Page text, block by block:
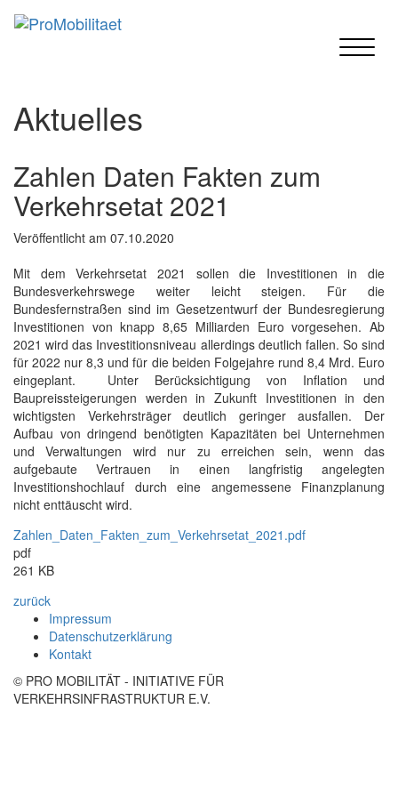
Toggle
Aktuelles
Zahlen Daten Fakten zum
Verkehrsetat 2021
Veröffentlicht am 07.10.2020
Mit dem Verkehrsetat 2021 sollen die Investitionen in die
Bundesverkehrswege weiter leicht steigen. Für die
Bundesfernstraßen sind im Gesetzentwurf der Bundesregierung
Investitionen von knapp 8,65 Milliarden Euro vorgesehen. Ab
2021 wird das Investitionsniveau allerdings deutlich fallen. So sind
für 2022 nur 8,3 und für die beiden Folgejahre rund 8,4 Mrd. Euro
eingeplant. Unter Berücksichtigung von Inflation und
Baupreissteigerungen werden in Zukunft Investitionen in den
wichtigsten Verkehrsträger deutlich geringer ausfallen. Der
Aufbau von dringend benötigten Kapazitäten bei Unternehmen
und Verwaltungen wird nur zu erreichen sein, wenn das
aufgebaute Vertrauen in einen langfristig angelegten
Investitionshochlauf durch eine angemessene Finanzplanung
nicht enttäuscht wird.
Zahlen_Daten_Fakten_zum_Verkehrsetat_2021.pdf
pdf
261 KB
zurück
Impressum
Datenschutzerklärung
Kontakt
© PRO MOBILITÄT - INITIATIVE FÜR
VERKEHRSINFRASTRUKTUR E.V.